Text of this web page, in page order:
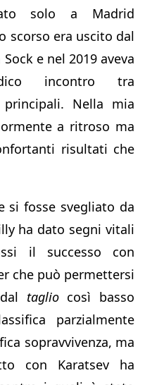
solo a Madrid
scorso era uscito dal
e nel 2019 aveva
incontro tra
Nella mia
a ritroso ma
risultati che
si fosse svegliato da
ha dato segni vitali
il successo con
che può permettersi
tagliocosì basso
parzialmente
sopravvivenza, ma
con Karatsev ha